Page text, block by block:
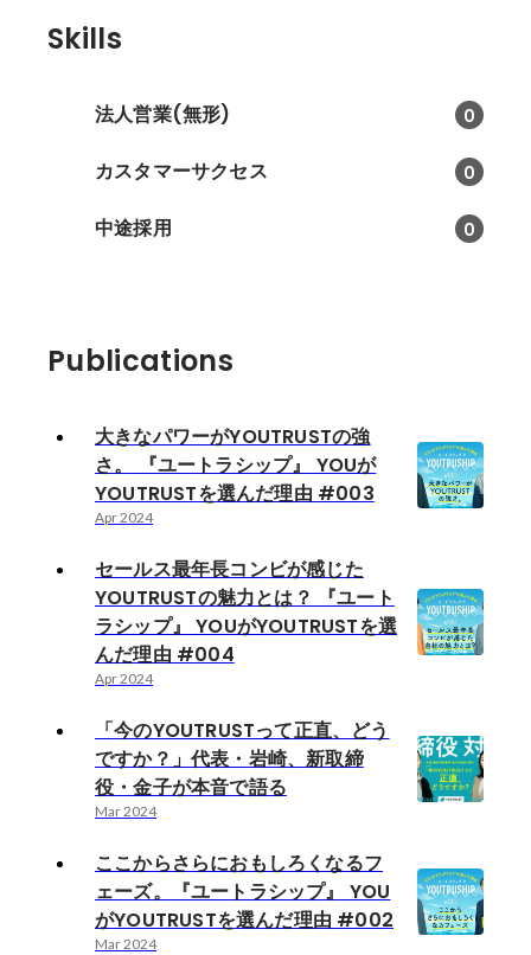
Skills
法人営業(無形) 0
カスタマーサクセス 0
中途採用 0
Publications
大きなパワーがYOUTRUSTの強
さ。 『ユートラシップ』 YOUが
YOUTRUSTを選んだ理由 #003
Apr 2024
セールス最年長コンビが感じた
YOUTRUSTの魅力とは？ 『ユート
ラシップ』 YOUがYOUTRUSTを選
んだ理由 #004
Apr 2024
「今のYOUTRUSTって正直、どう
ですか？」代表・岩崎、新取締
役・金子が本音で語る
Mar 2024
ここからさらにおもしろくなるフ
ェーズ。『ユートラシップ』 YOU
がYOUTRUSTを選んだ理由 #002
Mar 2024